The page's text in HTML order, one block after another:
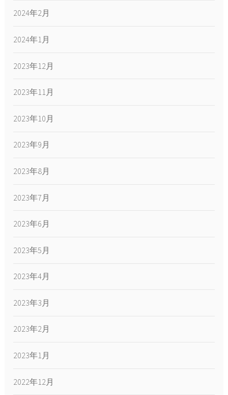
2024年2月
2024年1月
2023年12月
2023年11月
2023年10月
2023年9月
2023年8月
2023年7月
2023年6月
2023年5月
2023年4月
2023年3月
2023年2月
2023年1月
2022年12月